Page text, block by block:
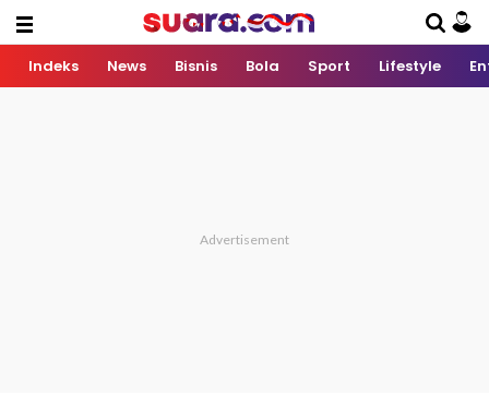
Indeks News Bisnis Bola Sport Lifestyle